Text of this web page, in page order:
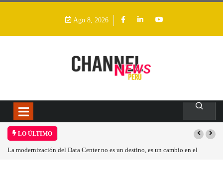
Ago 8, 2026
LO ÚLTIMO
cambio en el Los ingresos por semiconductores aumentarán más de un 94